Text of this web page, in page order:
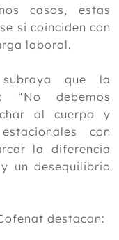
casos, estas
si coinciden con
laboral.
que la
“No debemos
al cuerpo y
con
la diferencia
un desequilibrio
destacan: